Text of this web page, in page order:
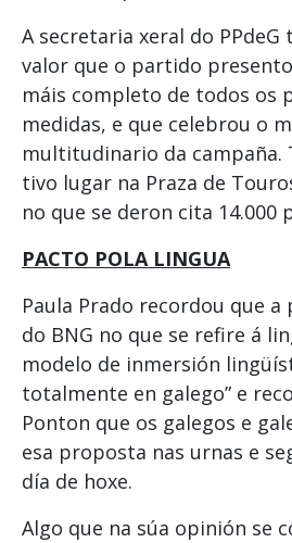
A secretaria xeral do PPdeG
valor que o partido
máis completo de todos os
medidas, e que celebrou o
multitudinario da campaña.
tivo lugar na Praza de
no que se deron cita 14.000
PACTO POLA LINGUA
Paula Prado recordou que
do BNG no que se refire á
modelo de inmersión
totalmente en galego” e
Ponton que os galegos e
esa proposta nas urnas e
día de hoxe.
Algo que na súa opinión se